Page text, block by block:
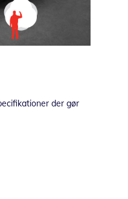
der gør